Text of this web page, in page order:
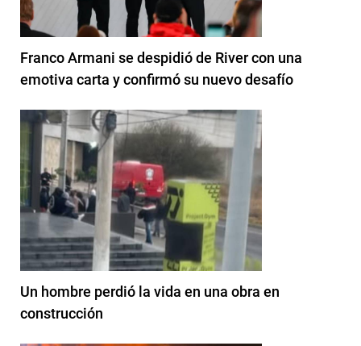
Franco Armani se despidió de River con una
emotiva carta y confirmó su nuevo desafío
Un hombre perdió la vida en una obra en
construcción